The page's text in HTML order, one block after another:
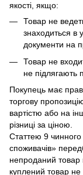
якості, якщо:
Товар не
знаходиться в
документи на
Товар не
не підлягають
Покупець має
торгову
вартістю або на
різниці за ціною.
Статтею 9
споживачів»
непроданий товар
куплений товар